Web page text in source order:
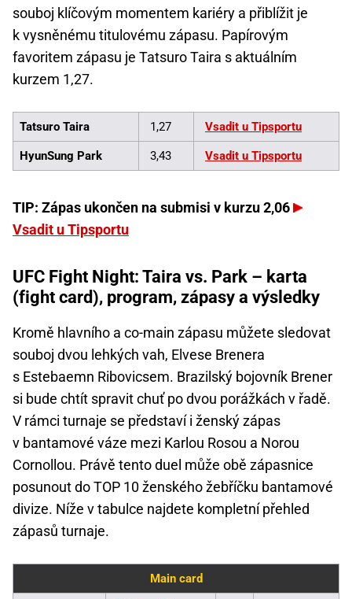
souboj klíčovým momentem kariéry a přiblížit je
k vysněnému titulovému zápasu. Papírovým
favoritem zápasu je Tatsuro Taira s aktuálním
kurzem 1,27.
Tatsuro Taira 1,27 Vsadit u Tipsportu
HyunSung Park 3,43 Vsadit u Tipsportu
TIP: Zápas ukončen na submisi v kurzu 2,06
Vsadit u Tipsportu
UFC Fight Night: Taira vs. Park – karta
(fight card), program, zápasy a výsledky
Kromě hlavního a co-main zápasu můžete sledovat
souboj dvou lehkých vah, Elvese Brenera
s Estebaemn Ribovicsem. Brazilský bojovník Brener
si bude chtít spravit chuť po dvou porážkách v řadě.
V rámci turnaje se představí i ženský zápas
v bantamové váze mezi Karlou Rosou a Norou
Cornollou. Právě tento duel může obě zápasnice
posunout do TOP 10 ženského žebříčku bantamové
divize. Níže v tabulce najdete kompletní přehled
zápasů turnaje.
Main card